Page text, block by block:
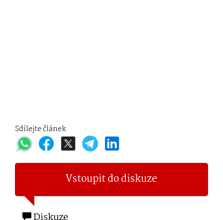
Sdílejte článek
Vstoupit do diskuze